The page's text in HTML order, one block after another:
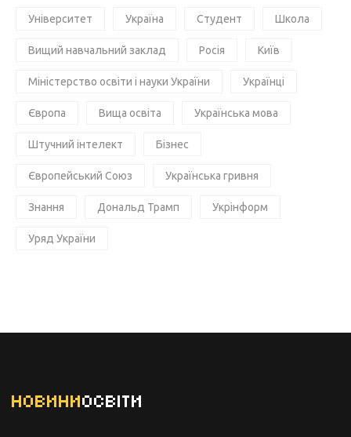
Університет Україна Студент Школа
Вищий навчальний заклад Росія Київ
Міністерство освіти і науки України Українці
Європа Вища освіта Українська мова
Штучний інтелект Бізнес
Європейський Союз Українська гривня
Знання Дональд Трамп Укрінформ
Уряд України
НОВИНИОСВІТИ